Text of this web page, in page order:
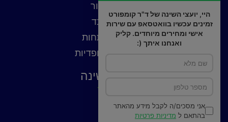
כורסאות עור
כורסאות בד
כורסאות נפתחות
כורסאות אורטופדיות
פתרונות שינה
היי, יועצי השינה של ד"ר קומפורט
זמינים עכשיו בוואטסאפ עם שירות
אישי ומחירים מיוחדים. קליק
ואנחנו איתך (:
אני מסכים/ה לקבל מידע מהאתר
בהתאם ל מדיניות פרטיות